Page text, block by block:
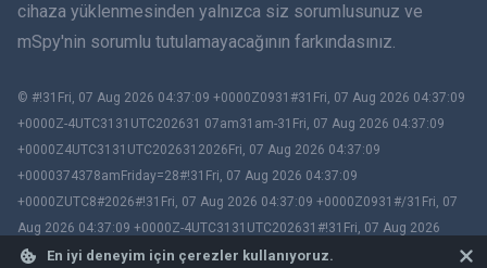
En iyi deneyim için çerezler kullanıyoruz.
Română
Việt
BIR ÇIFT
Slovenčina
cihaza yüklenmesinden yalnızca siz sorumlusunuz ve
mSpy'nin sorumlu tutulamayacağının farkındasınız.
© #!31Fri, 07 Aug 2026 04:37:09 +0000Z0931#31Fri, 07 Aug 2026 04:37:09
+0000Z-4UTC3131UTC202631 07am31am-31Fri, 07 Aug 2026 04:37:09
+0000Z4UTC3131UTC2026312026Fri, 07 Aug 2026 04:37:09
+0000374378amFriday=28#!31Fri, 07 Aug 2026 04:37:09
+0000ZUTC8#2026#!31Fri, 07 Aug 2026 04:37:09 +0000Z0931#/31Fri, 07
Aug 2026 04:37:09 +0000Z-4UTC3131UTC202631#!31Fri, 07 Aug 2026
04:37:09 +0000ZUTC8# mSpy. All trademarks are the property of their